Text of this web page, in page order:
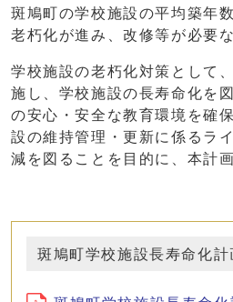
斑鳩町の学校施設の平均築年
老朽化が進み、改修等が必要
学校施設の老朽化対策として
施し、学校施設の長寿命化を
の安心・安全な教育環境を確
設の維持管理・更新に係るラ
減を図ることを目的に、本計
斑鳩町学校施設長寿命化計